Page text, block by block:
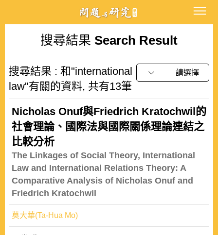
搜尋結果 Search Result
搜尋結果 : 和"international
law"有關的資料, 共有13筆
請選擇
Nicholas Onuf與Friedrich Kratochwil的
社會理論、國際法與國際關係理論連結之
比較分析
The Linkages of Social Theory, International
Law and International Relations Theory: A
Comparative Analysis of Nicholas Onuf and
Friedrich Kratochwil
莫大華(Ta-Hua Mo)